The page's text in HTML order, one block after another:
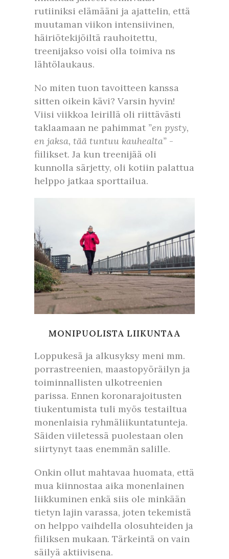
rutiiniksi elämääni ja ajattelin, että
muutaman viikon intensiivinen,
häiriötekijöiltä rauhoitettu,
treenijakso voisi olla toimiva ns
lähtölaukaus.
No miten tuon tavoitteen kanssa
sitten oikein kävi? Varsin hyvin!
Viisi viikkoa leirillä oli riittävästi
taklaamaan ne pahimmat ”en pysty,
en jaksa, tää tuntuu kauhealta” -
fiilikset. Ja kun treenijää oli
kunnolla särjetty, oli kotiin palattua
helppo jatkaa sporttailua.
MONIPUOLISTA LIIKUNTAA
Loppukesä ja alkusyksy meni mm.
porrastreenien, maastopyöräilyn ja
toiminnallisten ulkotreenien
parissa. Ennen koronarajoitusten
tiukentumista tuli myös testailtua
monenlaisia ryhmäliikuntatunteja.
Säiden viiletessä puolestaan olen
siirtynyt taas enemmän salille.
Onkin ollut mahtavaa huomata, että
mua kiinnostaa aika monenlainen
liikkuminen enkä siis ole minkään
tietyn lajin varassa, joten tekemistä
on helppo vaihdella olosuhteiden ja
fiiliksen mukaan. Tärkeintä on vain
säilyä aktiivisena.